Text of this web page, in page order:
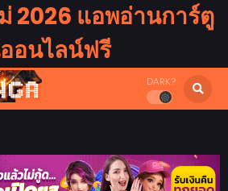
2026 แอพอ่านการ์ตู
อนไลน์ฟรี
DARK?